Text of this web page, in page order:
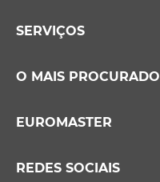
SERVIÇOS
O MAIS PROCURADO
EUROMASTER
REDES SOCIAIS